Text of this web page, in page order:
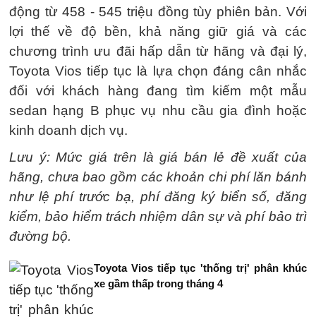
động từ 458 - 545 triệu đồng tùy phiên bản. Với
lợi thế về độ bền, khả năng giữ giá và các
chương trình ưu đãi hấp dẫn từ hãng và đại lý,
Toyota Vios tiếp tục là lựa chọn đáng cân nhắc
đối với khách hàng đang tìm kiếm một mẫu
sedan hạng B phục vụ nhu cầu gia đình hoặc
kinh doanh dịch vụ.
Lưu ý: Mức giá trên là giá bán lẻ đề xuất của
hãng, chưa bao gồm các khoản chi phí lăn bánh
như lệ phí trước bạ, phí đăng ký biển số, đăng
kiểm, bảo hiểm trách nhiệm dân sự và phí bảo trì
đường bộ.
Toyota Vios tiếp tục 'thống trị' phân khúc
xe gầm thấp trong tháng 4